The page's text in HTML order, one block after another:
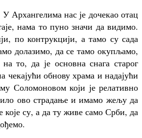
Архангелима нас је дочекао отац
нама то пуно значи да видимо.
по контрукцији, а тамо су сада
долазимо, да се тамо окупљамо,
то, да је основна снага старог
обнову храма и надајући
Соломоновом који је релативно
ово страдање и имамо жељу да
су, а да ту живе само Срби, да